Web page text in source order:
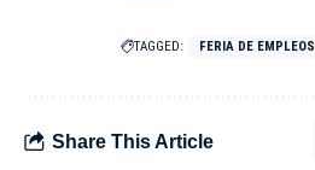
TAGGED: FERIA DE EMPLEOS
Share This Article